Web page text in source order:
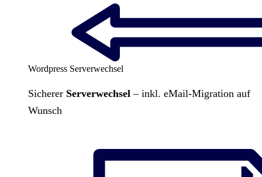
Wordpress Serverwechsel
Sicherer Serverwechsel – inkl. eMail-Migration auf
Wunsch